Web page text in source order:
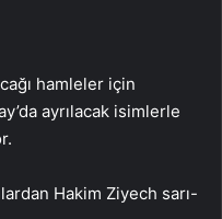
hamleler için
ayrılacak isimlerle
Hakim Ziyech sarı-